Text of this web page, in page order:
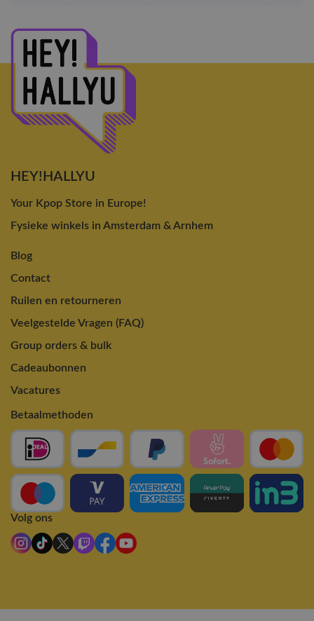
HEY!HALLYU
Your Kpop Store in Europe!
Fysieke winkels in Amsterdam & Arnhem
Blog
Contact
Ruilen en retourneren
Veelgestelde Vragen (FAQ)
Group orders & bulk
Cadeaubonnen
Vacatures
Betaalmethoden
Volg ons